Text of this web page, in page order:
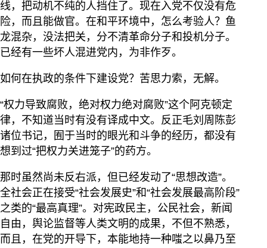
线，把动机不纯的人挡住了。现在入党不仅没有危
险，而且能做官。在和平环境中，怎么考验人？鱼
龙混杂，没法把关，分不清革命分子和投机分子。
已经有一些坏人混进党内，为非作歹。
如何在执政的条件下建设党？苦思力索，无解。
“权力导致腐败，绝对权力绝对腐败”这个阿克顿定
律，不知道当时有没有译成中文。反正毛刘周陈彭
诸位书记，囿于当时的眼光和斗争的经历，都没有
想到过“把权力关进笼子”的药方。
那时虽然尚未反右派，但已经发动了“思想改造”。
全社会正在接受“社会发展史”和“社会发展最高阶段”
之类的“最高真理”。对宪政民主，公民社会，新闻
自由，舆论监督等人类文明的成果，不但不熟悉，
而且，在党的开导下，本能地持一种嗤之以鼻乃至